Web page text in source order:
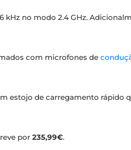
no modo 2.4 GHz.
com microfones de
estojo de carregamento rápido
por 235,99€.